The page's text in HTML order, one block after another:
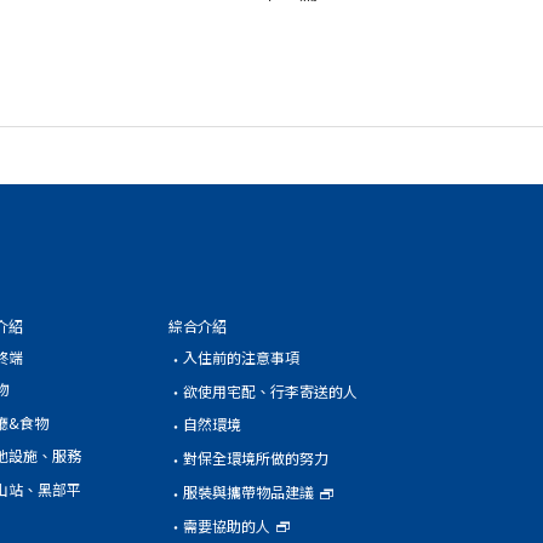
紹
端
&食物
設施、服務
站、黑部平
綜合介紹
入住前的注意事項
欲使用宅配、行李寄送的人
自然環境
對保全環境所做的努力
服裝與攜帶物品建議
需要協助的人